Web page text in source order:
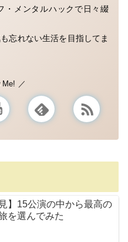
・メンタルハックで日々綴
忘れない生活を目指してま
Me!
】15公演の中から最高の
を選んでみた